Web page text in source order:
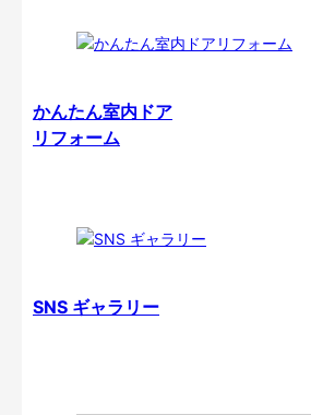
かんたん室内ドア
リフォーム
SNS ギャラリー